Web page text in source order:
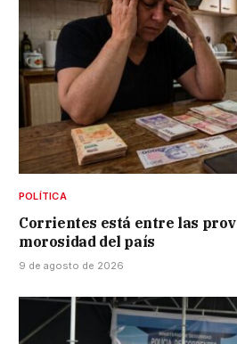
POLÍTICA
Corrientes está entre las
morosidad del país
9 de agosto de 2026